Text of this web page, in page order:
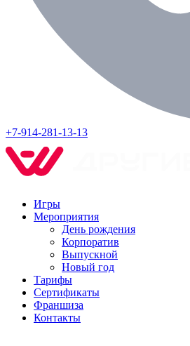
+7-914-281-13-13
Игры
Мероприятия
День рождения
Корпоратив
Выпускной
Новый год
Тарифы
Сертификаты
Франшиза
Контакты